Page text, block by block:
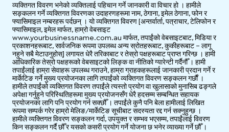
व्यक्तिगत विवरण भनेको व्यक्तिलाई पहिचान गर्ने जानकारी वा विचार हो । हामीले
सङ्कलन गर्ने व्यक्तिगत विवरणका उदाहरणहरूमा नाम, ठेगाना, इमेल ठेगाना, फोन र
फ्यासिमाइल नम्बरहरू पर्दछन् । यो व्यक्तिगत विवरण [अन्तर्वार्ता, पत्राचार, टेलिफोन र
फ्यासिमाइल, इमेल मार्फत, हाम्रो वेबसाइट
www.yourbusinessname.com.au मार्फत, तपाईंको वेबसाइटबाट, मिडिया र
प्रकाशनहरूबाट, सार्वजनिक रूपमा उपलब्ध अन्य स्रोतहरूबाट, कुकीहरूबाट – लागू
नहुने सबै मेटाउनुहोस्] लगायत धेरै तरिकाबाट र तेस्रो पक्षहरूबाट प्राप्त गरिन्छ । हामी
आधिकारिक तेस्रो पक्षहरूको वेबसाइटको लिङ्क वा नीतिको ग्यारेन्टी गर्दैनौँ । हामी
तपाईंलाई हाम्रा सेवाहरू उपलब्ध गराउने, हाम्रा ग्राहकहरूलाई जानकारी प्रदान गर्ने र
मार्केटिङ गर्ने मुख्य प्रयोजनका लागि तपाईंको व्यक्तिगत विवरण सङ्कलन गर्छौं ।
हामीले तपाईंको व्यक्तिगत विवरण तपाईंले त्यस्तो प्रयोग वा खुलासाको मुनासिब ढङ्गले
अपेक्षा गर्नुहुने परिस्थितिहरूमा मुख्य प्रयोजनसँग धेरै हदसम्म सम्बन्धित सहायक
प्रयोजनका लागि पनि प्रयोग गर्न सक्छौँ । तपाईंले कुनै पनि बेला हामीलाई लिखित
रूपमा सम्पर्क गरेर हाम्रो मेलिङ/मार्केटिङ सूचीबाट सदस्यता रद्द गर्न सक्नुहुन्छ ।
हामीले व्यक्तिगत विवरण सङ्कलन गर्दा, उपयुक्त र सम्भव भएसम्म, तपाईंलाई विवरण
किन सङ्कलन गर्दै छौँ र यसको कसरी प्रयोग गर्ने योजना छ भनेर व्याख्या गर्ने छौँ ।